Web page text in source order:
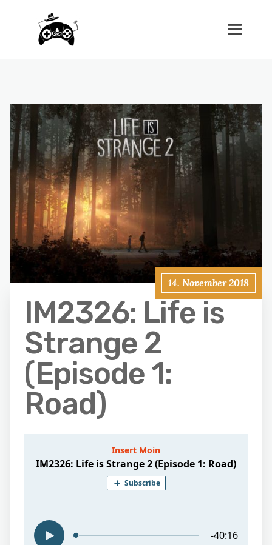
14. November 2018
IM2326: Life is
Strange 2
(Episode 1:
Road)